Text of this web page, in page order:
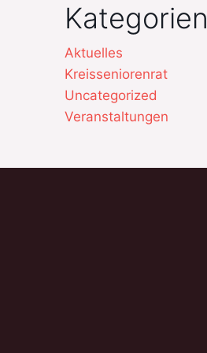
Kategorien
Aktuelles
Kreisseniorenrat
Uncategorized
Veranstaltungen